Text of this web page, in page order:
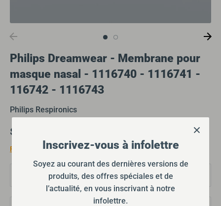
Philips Dreamwear - Membrane pour
masque nasal - 1116740 - 1116741 -
116742 - 1116743
Philips Respironics
$44.00
Frais d'expéditioncalculés lors du passage à la caisse.
Grandeur
Inscrivez-vous à infolettre
Soyez au courant des dernières versions de
produits, des offres spéciales et de
l’actualité, en vous inscrivant à notre
infolettre.